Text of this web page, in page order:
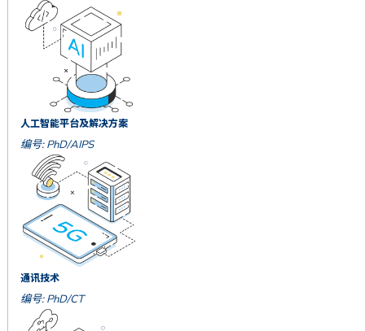
人工智能平台及解决方案
编号: PhD/AIPS
通讯技术
编号: PhD/CT